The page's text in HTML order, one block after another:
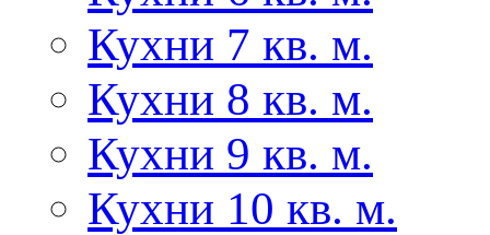
Кухни 7 кв. м.
Кухни 8 кв. м.
Кухни 9 кв. м.
Кухни 10 кв. м.